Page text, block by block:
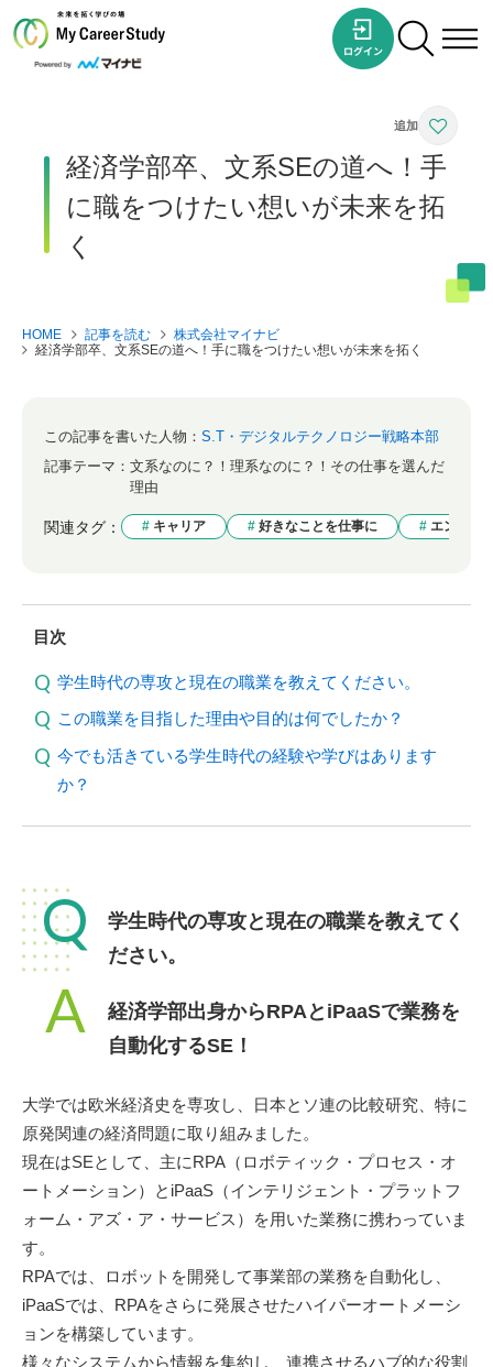
経済学部卒、文系SEの道へ！手
に職をつけたい想いが未来を拓
く
HOME 記事を読む
株式会社マイナビ
経済学部卒、文系SEの道へ！手に職をつけたい想いが未来を拓く
この記事を書いた人物： S.T・デジタルテクノロジー戦略本部
記事テーマ： 文系なのに？！理系なのに？！その仕事を選んだ
理由
関連タグ： キャリア 好きなことを仕事に エンジニ
目次
学生時代の専攻と現在の職業を教えてください。
この職業を目指した理由や目的は何でしたか？
今でも活きている学生時代の経験や学びはあります
か？
Q
学生時代の専攻と現在の職業を教えてく
ださい。
A
経済学部出身からRPAとiPaaSで業務を
自動化するSE！
大学では欧米経済史を専攻し、日本とソ連の比較研究、特に
原発関連の経済問題に取り組みました。
現在はSEとして、主にRPA（ロボティック・プロセス・オ
ートメーション）とiPaaS（インテリジェント・プラットフ
ォーム・アズ・ア・サービス）を用いた業務に携わっていま
す。
RPAでは、ロボットを開発して事業部の業務を自動化し、
iPaaSでは、RPAをさらに発展させたハイパーオートメーシ
ョンを構築しています。
様々なシステムから情報を集約し、連携させるハブ的な役割